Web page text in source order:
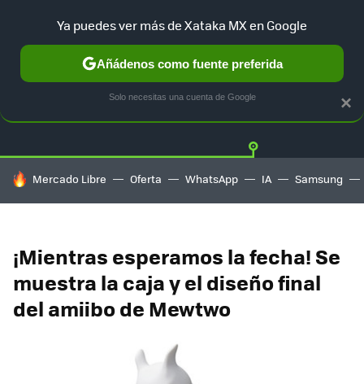
Twitter
HOY SE HABLA DE
Mercado Libre Oferta WhatsApp IA Samsung
¡Mientras esperamos la fecha! Se
muestra la caja y el diseño final
del amiibo de Mewtwo
×
Ya puedes ver más de Xataka MX en Google
Añádenos como fuente preferida
Solo necesitas una cuenta de Google